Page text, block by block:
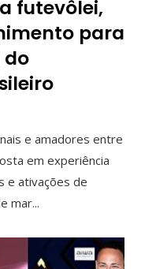
futevôlei,
para
do
e amadores entre
em experiência
e ativações de
mar...